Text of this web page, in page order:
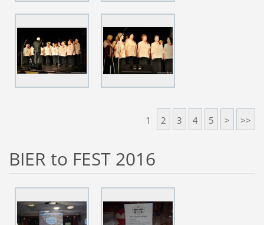
1 2 3 4 5 > >>
BIER to FEST 2016